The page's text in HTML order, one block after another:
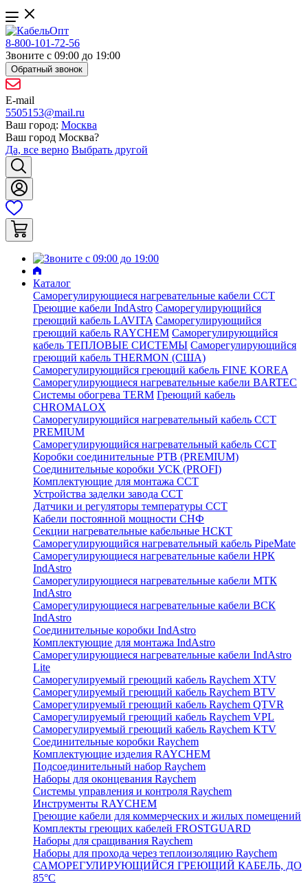
8-800-101-72-56
Звоните с 09:00 до 19:00
Обратный звонок
E-mail
5505153@mail.ru
Ваш город: Москва
Ваш город Москва?
Да, все верно Выбрать другой
Каталог
Саморегулирующиеся нагревательные кабели ССТ
Греющие кабели IndAstro Саморегулирующийся
греющий кабель LAVITA Саморегулирующийся
греющий кабель RAYCHEM Саморегулирующийся
кабель ТЕПЛОВЫЕ СИСТЕМЫ Саморегулирующийся
греющий кабель THERMON (США)
Саморегулирующийся греющий кабель FINE KOREA
Саморегулирующиеся нагревательные кабели BARTEC
Системы обогрева TERM Греющий кабель
CHROMALOX
Саморегулирующийся нагревательный кабель ССТ
PREMIUM
Саморегулирующийся нагревательный кабель ССТ
Коробки соединительные РТВ (PREMIUM)
Соединительные коробки УСК (PROFI)
Комплектующие для монтажа ССТ
Устройства заделки завода ССТ
Датчики и регуляторы температуры ССТ
Кабели постоянной мощности СНФ
Секции нагревательные кабельные НСКТ
Саморегулирующийся нагревательный кабель PipeMate
Саморегулирующиеся нагревательные кабели НРК
IndAstro
Саморегулирующиеся нагревательные кабели МТК
IndAstro
Саморегулирующиеся нагревательные кабели ВСК
IndAstro
Соединительные коробки IndAstro
Комплектующие для монтажа IndAstro
Саморегулирующиеся нагревательные кабели IndAstro
Lite
Саморегулируемый греющий кабель Raychem XTV
Саморегулируемый греющий кабель Raychem BTV
Саморегулируемый греющий кабель Raychem QTVR
Саморегулируемый греющий кабель Raychem VPL
Саморегулируемый греющий кабель Raychem KTV
Соединительные коробки Raychem
Комплектующие изделия RAYCHEM
Подсоединительный набор Raychem
Наборы для оконцевания Raychem
Системы управления и контроля Raychem
Инструменты RAYCHEM
Греющие кабели для коммерческих и жилых помещений
Комплекты греющих кабелей FROSTGUARD
Наборы для сращивания Raychem
Наборы для прохода через теплоизоляцию Raychem
САМОРЕГУЛИРУЮЩИЙСЯ ГРЕЮЩИЙ КАБЕЛЬ, ДО
85°С